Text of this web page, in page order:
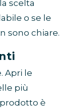
scelta
o se le
sono chiare.
Apri le
più
è